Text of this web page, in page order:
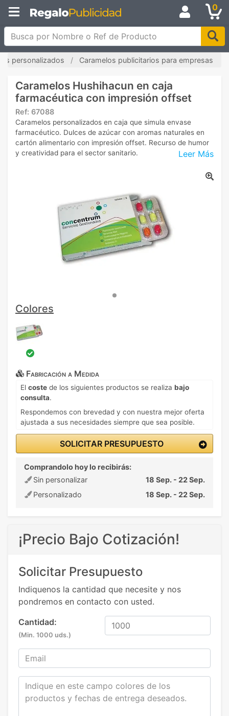
0
Busca por Nombre o Ref de Producto
personalizados Caramelos publicitarios para empresas
Caramelos Hushihacun en caja
farmacéutica con impresión offset
Ref: 67088
Leer Más
Caramelos personalizados en caja que simula envase
farmacéutico. Dulces de azúcar con aromas naturales en
cartón alimentario con impresión offset. Recurso de humor
y creatividad para el sector sanitario.
Colores
Fabricación a Medida
El coste de los siguientes productos se realiza bajo
consulta.
Respondemos con brevedad y con nuestra mejor oferta
ajustada a sus necesidades siempre que sea posible.
SOLICITAR PRESUPUESTO
Comprandolo hoy lo recibirás:
Sin personalizar
18 Sep. - 22 Sep.
Personalizado
18 Sep. - 22 Sep.
¡Precio Bajo Cotización!
Solicitar Presupuesto
Indiquenos la cantidad que necesite y nos
pondremos en contacto con usted.
Cantidad:
(Min. 1000 uds.)